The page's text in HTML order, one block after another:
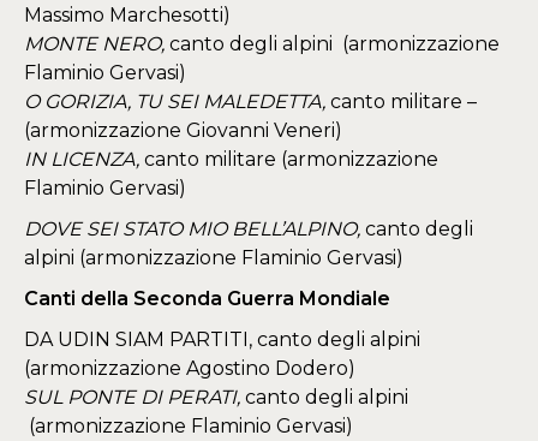
Massimo Marchesotti)
MONTE NERO, canto degli alpini (armonizzazione
Flaminio Gervasi)
O GORIZIA, TU SEI MALEDETTA, canto militare –
(armonizzazione Giovanni Veneri)
IN LICENZA, canto militare (armonizzazione
Flaminio Gervasi)
DOVE SEI STATO MIO BELL’ALPINO, canto degli
alpini (armonizzazione Flaminio Gervasi)
Canti della Seconda Guerra Mondiale
DA UDIN SIAM PARTITI, canto degli alpini
(armonizzazione Agostino Dodero)
SUL PONTE DI PERATI, canto degli alpini
(armonizzazione Flaminio Gervasi)